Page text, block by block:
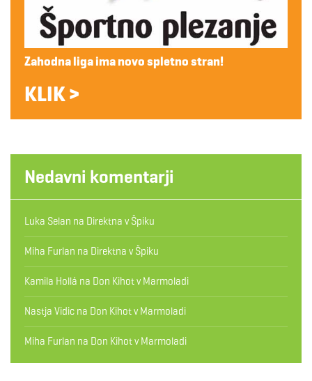
Zahodna liga ima novo spletno stran!
KLIK >
Nedavni komentarji
Luka Selan na Direktna v Špiku
Miha Furlan na Direktna v Špiku
Kamila Hollá na Don Kihot v Marmoladi
Nastja Vidic na Don Kihot v Marmoladi
Miha Furlan na Don Kihot v Marmoladi